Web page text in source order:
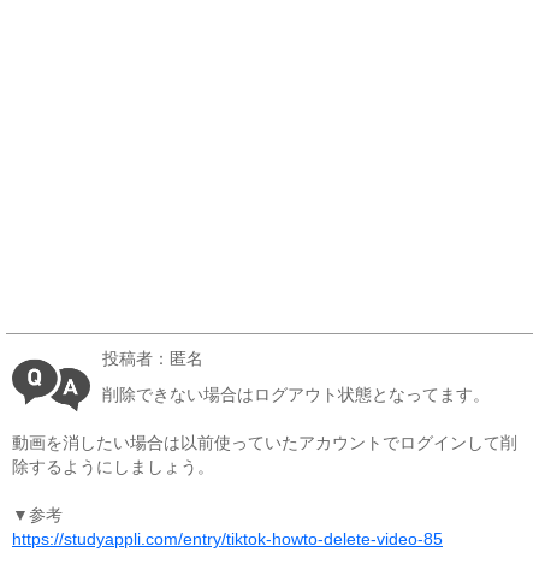
投稿者：匿名
削除できない場合はログアウト状態となってます。
動画を消したい場合は以前使っていたアカウントでログインして削
除するようにしましょう。
▼参考
https://studyappli.com/entry/tiktok-howto-delete-video-85